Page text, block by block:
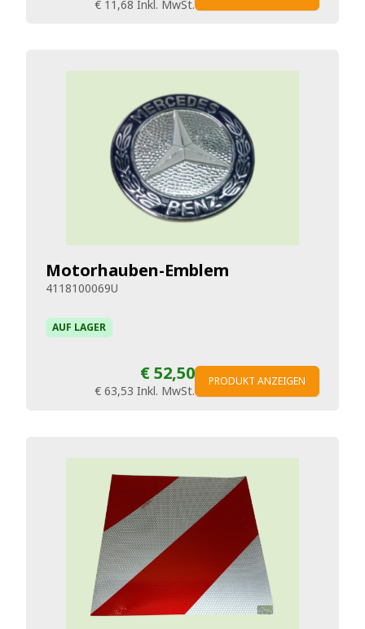
€ 11,68 Inkl. MwSt.
Motorhauben-Emblem
4118100069U
AUF LAGER
€ 52,50
€ 63,53 Inkl. MwSt.
PRODUKT ANZEIGEN